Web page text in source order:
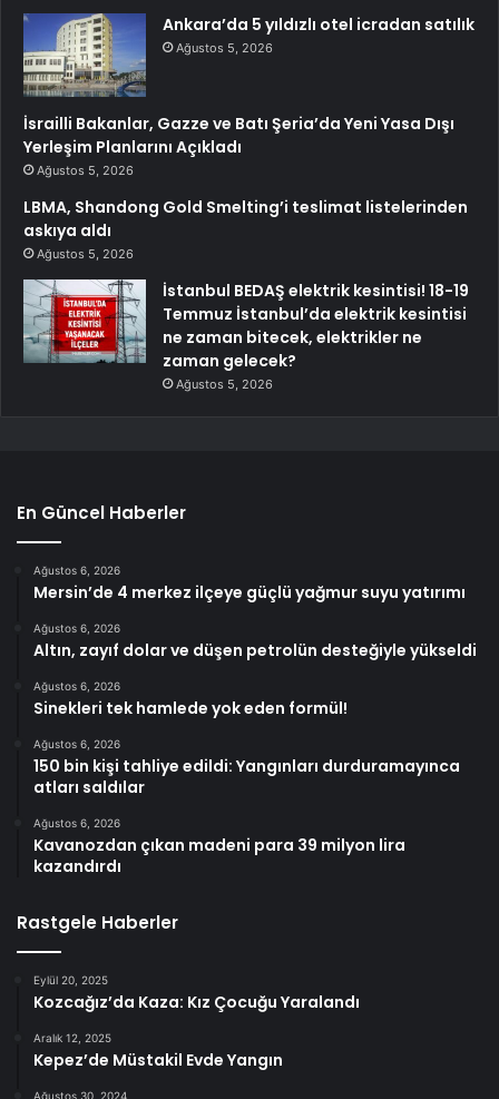
Ankara’da 5 yıldızlı otel icradan satılık
Ağustos 5, 2026
İsrailli Bakanlar, Gazze ve Batı Şeria’da Yeni Yasa Dışı
Yerleşim Planlarını Açıkladı
Ağustos 5, 2026
LBMA, Shandong Gold Smelting’i teslimat listelerinden
askıya aldı
Ağustos 5, 2026
İstanbul BEDAŞ elektrik kesintisi! 18-19
Temmuz İstanbul’da elektrik kesintisi
ne zaman bitecek, elektrikler ne
zaman gelecek?
Ağustos 5, 2026
En Güncel Haberler
Ağustos 6, 2026
Mersin’de 4 merkez ilçeye güçlü yağmur suyu yatırımı
Ağustos 6, 2026
Altın, zayıf dolar ve düşen petrolün desteğiyle yükseldi
Ağustos 6, 2026
Sinekleri tek hamlede yok eden formül!
Ağustos 6, 2026
150 bin kişi tahliye edildi: Yangınları durduramayınca
atları saldılar
Ağustos 6, 2026
Kavanozdan çıkan madeni para 39 milyon lira
kazandırdı
Rastgele Haberler
Eylül 20, 2025
Kozcağız’da Kaza: Kız Çocuğu Yaralandı
Aralık 12, 2025
Kepez’de Müstakil Evde Yangın
Ağustos 30, 2024